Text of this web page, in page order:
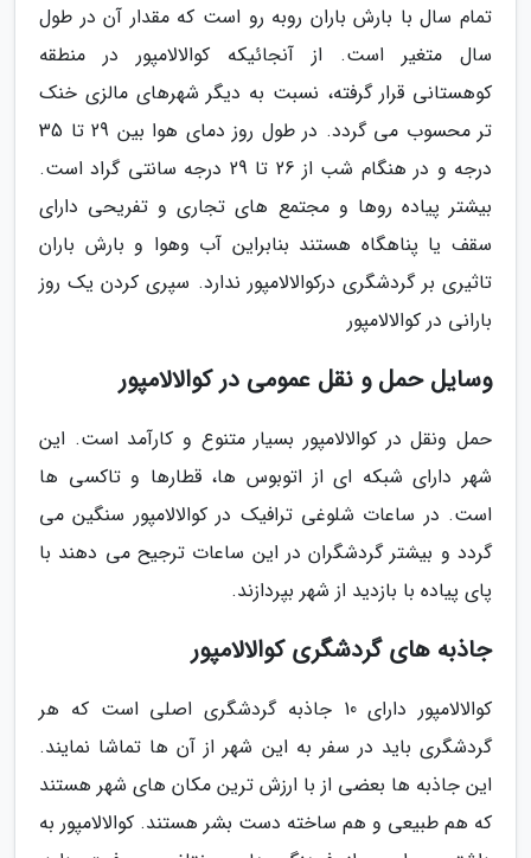
تمام سال با بارش باران روبه رو است که مقدار آن در طول
سال متغیر است. از آنجائیکه کوالالامپور در منطقه
کوهستانی قرار گرفته، نسبت به دیگر شهرهای مالزی خنک
تر محسوب می گردد. در طول روز دمای هوا بین 29 تا 35
درجه و در هنگام شب از 26 تا 29 درجه سانتی گراد است.
بیشتر پیاده روها و مجتمع های تجاری و تفریحی دارای
سقف یا پناهگاه هستند بنابراین آب وهوا و بارش باران
تاثیری بر گردشگری درکوالالامپور ندارد. سپری کردن یک روز
بارانی در کوالالامپور
وسایل حمل و نقل عمومی در کوالالامپور
حمل ونقل در کوالالامپور بسیار متنوع و کارآمد است. این
شهر دارای شبکه ای از اتوبوس ها، قطارها و تاکسی ها
است. در ساعات شلوغی ترافیک در کوالالامپور سنگین می
گردد و بیشتر گردشگران در این ساعات ترجیح می دهند با
پای پیاده با بازدید از شهر بپردازند.
جاذبه های گردشگری کوالالامپور
کوالالامپور دارای 10 جاذبه گردشگری اصلی است که هر
گردشگری باید در سفر به این شهر از آن ها تماشا نمایند.
این جاذبه ها بعضی از با ارزش ترین مکان های شهر هستند
که هم طبیعی و هم ساخته دست بشر هستند. کوالالامپور به